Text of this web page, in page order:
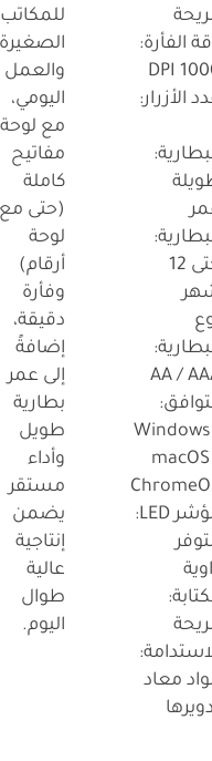
الفأرة:
1000
الأزرار:
حتى 12
AA /
مؤشر LED:
معاد
للمكاتب
الصغيرة
والعمل
اليومي،
مع لوحة
مفاتيح
كاملة
(حتى مع
لوحة
أرقام)
وفأرة
دقيقة،
إضافةً
إلى عمر
بطارية
طويل
وأداء
مستقر
يضمن
إنتاجية
عالية
طوال
اليوم.